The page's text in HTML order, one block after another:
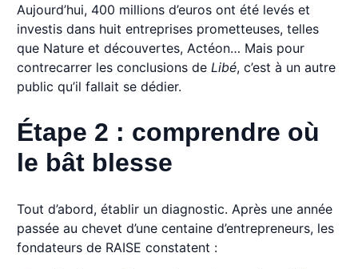
Aujourd’hui, 400 millions d’euros ont été levés et
investis dans huit entreprises prometteuses, telles
que Nature et découvertes, Actéon… Mais pour
contrecarrer les conclusions de Libé, c’est à un autre
public qu’il fallait se dédier.
Étape 2 : comprendre où
le bât blesse
Tout d’abord, établir un diagnostic. Après une année
passée au chevet d’une centaine d’entrepreneurs, les
fondateurs de RAISE constatent :